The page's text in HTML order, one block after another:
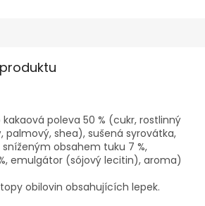
kakaová poleva 50 % (cukr, rostlinný
palmový, shea), sušená syrovátka,
obsahem tuku 7 %,
emulgátor (sójový lecitin), aroma)
obilovin obsahujících lepek.